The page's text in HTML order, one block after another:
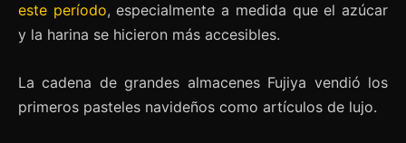
este período, especialmente a medida que el azúcar
y la harina se hicieron más accesibles.
La cadena de grandes almacenes Fujiya vendió los
primeros pasteles navideños como artículos de lujo.